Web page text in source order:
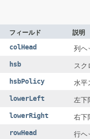
フィールド 説明
colHead 列ヘ
hsb スク
hsbPolicy 水平
lowerLeft 左下
lowerRight 右下
rowHead 行ヘ